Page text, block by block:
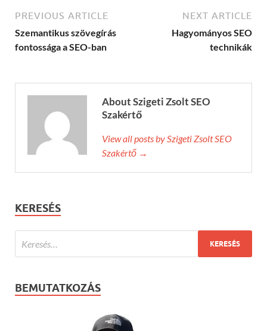
PREVIOUS ARTICLE
Szemantikus szövegírás
fontossága a SEO-ban
NEXT ARTICLE
Hagyományos SEO
technikák
About Szigeti Zsolt SEO
Szakértő
View all posts by Szigeti Zsolt SEO
Szakértő →
KERESÉS
BEMUTATKOZÁS